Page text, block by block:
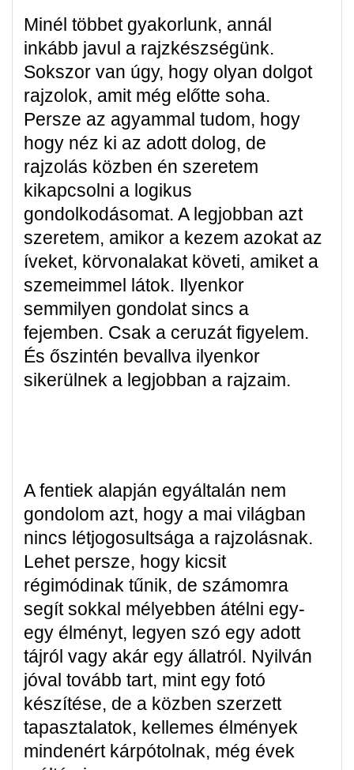
Minél többet gyakorlunk, annál
inkább javul a rajzkészségünk.
Sokszor van úgy, hogy olyan dolgot
rajzolok, amit még előtte soha.
Persze az agyammal tudom, hogy
hogy néz ki az adott dolog, de
rajzolás közben én szeretem
kikapcsolni a logikus
gondolkodásomat. A legjobban azt
szeretem, amikor a kezem azokat az
íveket, körvonalakat követi, amiket a
szemeimmel látok. Ilyenkor
semmilyen gondolat sincs a
fejemben. Csak a ceruzát figyelem.
És őszintén bevallva ilyenkor
sikerülnek a legjobban a rajzaim.
A fentiek alapján egyáltalán nem
gondolom azt, hogy a mai világban
nincs létjogosultsága a rajzolásnak.
Lehet persze, hogy kicsit
régimódinak tűnik, de számomra
segít sokkal mélyebben átélni egy-
egy élményt, legyen szó egy adott
tájról vagy akár egy állatról. Nyilván
jóval tovább tart, mint egy fotó
készítése, de a közben szerzett
tapasztalatok, kellemes élmények
mindenért kárpótolnak, még évek